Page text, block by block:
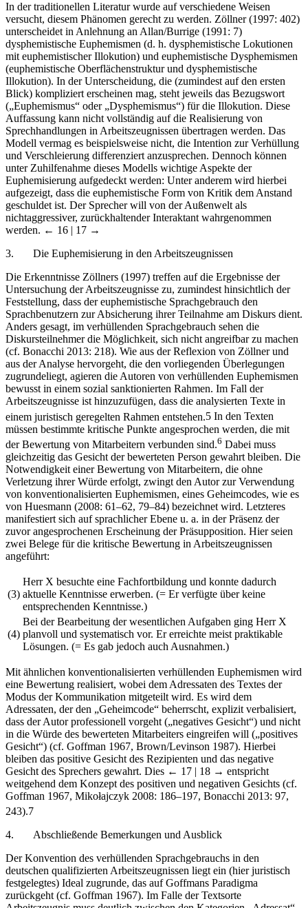
In der traditionellen Literatur wurde auf verschiedene Weisen
versucht, diesem Phänomen gerecht zu werden. Zöllner (1997: 402)
unterscheidet in Anlehnung an Allan/Burrige (1991: 7)
dysphemistische Euphemismen (d. h. dysphemistische Lokutionen
mit euphemistischer Illokution) und euphemistische Dysphemismen
(euphemistische Oberflächenstruktur und dysphemistische
Illokution). In der Unterscheidung, die (zumindest auf den ersten
Blick) kompliziert erscheinen mag, steht jeweils das Bezugswort
(„Euphemismus“ oder „Dysphemismus“) für die Illokution. Diese
Auffassung kann nicht vollständig auf die Realisierung von
Sprechhandlungen in Arbeitszeugnissen übertragen werden. Das
Modell vermag es beispielsweise nicht, die Intention zur Verhüllung
und Verschleierung differenziert anzusprechen. Dennoch können
unter Zuhilfenahme dieses Modells wichtige Aspekte der
Euphemisierung aufgedeckt werden: Unter anderem wird hierbei
aufgezeigt, dass die euphemistische Form von Kritik dem Anstand
geschuldet ist. Der Sprecher will von der Außenwelt als
nichtaggressiver, zurückhaltender Interaktant wahrgenommen
werden. ← 16 | 17 →
3.
Die Euphemisierung in den Arbeitszeugnissen
Die Erkenntnisse Zöllners (1997) treffen auf die Ergebnisse der
Untersuchung der Arbeitszeugnisse zu, zumindest hinsichtlich der
Feststellung, dass der euphemistische Sprachgebrauch den
Sprachbenutzern zur Absicherung ihrer Teilnahme am Diskurs dient.
Anders gesagt, im verhüllenden Sprachgebrauch sehen die
Diskursteilnehmer die Möglichkeit, sich nicht angreifbar zu machen
(cf. Bonacchi 2013: 218). Wie aus der Reflexion von Zöllner und
aus der Analyse hervorgeht, die den vorliegenden Überlegungen
zugrundeliegt, agieren die Autoren von verhüllenden Euphemismen
bewusst in einem sozial sanktionierten Rahmen. Im Fall der
Arbeitszeugnisse ist hinzuzufügen, dass die analysierten Texte in
einem juristisch geregelten Rahmen entstehen.5 In den Texten
müssen bestimmte kritische Punkte angesprochen werden, die mit
der Bewertung von Mitarbeitern verbunden sind.6 Dabei muss
gleichzeitig das Gesicht der bewerteten Person gewahrt bleiben. Die
Notwendigkeit einer Bewertung von Mitarbeitern, die ohne
Verletzung ihrer Würde erfolgt, zwingt den Autor zur Verwendung
von konventionalisierten Euphemismen, eines Geheimcodes, wie es
von Huesmann (2008: 61–62, 79–84) bezeichnet wird. Letzteres
manifestiert sich auf sprachlicher Ebene u. a. in der Präsenz der
zuvor angesprochenen Erscheinung der Präsupposition. Hier seien
zwei Belege für die kritische Bewertung in Arbeitszeugnissen
angeführt:
(3)
Herr X besuchte eine Fachfortbildung und konnte dadurch
aktuelle Kenntnisse erwerben. (= Er verfügte über keine
entsprechenden Kenntnisse.)
(4)
Bei der Bearbeitung der wesentlichen Aufgaben ging Herr X
planvoll und systematisch vor. Er erreichte meist praktikable
Lösungen. (= Es gab jedoch auch Ausnahmen.)
Mit ähnlichen konventionalisierten verhüllenden Euphemismen wird
eine Bewertung realisiert, wobei dem Adressaten des Textes der
Modus der Kommunikation mitgeteilt wird. Es wird dem
Adressaten, der den „Geheimcode“ beherrscht, explizit verbalisiert,
dass der Autor professionell vorgeht („negatives Gesicht“) und nicht
in die Würde des bewerteten Mitarbeiters eingreifen will („positives
Gesicht“) (cf. Goffman 1967, Brown/Levinson 1987). Hierbei
bleiben das positive Gesicht des Rezipienten und das negative
Gesicht des Sprechers gewahrt. Dies ← 17 | 18 → entspricht
weitgehend dem Konzept des positiven und negativen Gesichts (cf.
Goffman 1967, Mikołajczyk 2008: 186–197, Bonacchi 2013: 97,
243).7
4.
Abschließende Bemerkungen und Ausblick
Der Konvention des verhüllenden Sprachgebrauchs in den
deutschen qualifizierten Arbeitszeugnissen liegt ein (hier juristisch
festgelegtes) Ideal zugrunde, das auf Goffmans Paradigma
zurückgeht (cf. Goffman 1967). Im Falle der Textsorte